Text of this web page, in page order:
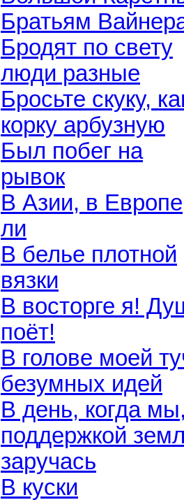
Братьям
Бродят по свету
люди разные
Бросьте скуку,
корку арбузную
Был побег на
рывок
В Азии, в Европе
ли
В белье плотной
вязки
В восторге я!
поёт!
В голове моей
безумных идей
В день, когда
поддержкой
заручась
В куски